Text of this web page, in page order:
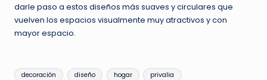
darle paso a estos diseños más suaves y circulares que
vuelven los espacios visualmente muy atractivos y con
mayor espacio.
Etiquetas:
decoración diseño hogar privalia